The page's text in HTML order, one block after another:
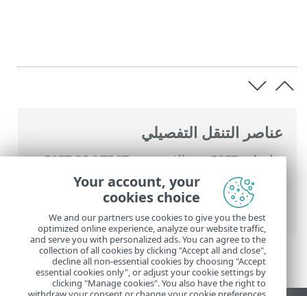
عناصر التنقل التفصيلي
تعليمات ESET عبر الإنترنت >
ESET PROTECT
On-Prem
استخدام ‎ESET PROTECT On-
Prem
> موفرات ESET PROTECT On-Prem
للخدمات المدارة
Your account, your
cookies choice
We and our partners use cookies to give you the best
optimized online experience, analyze our website traffic,
and serve you with personalized ads. You can agree to the
collection of all cookies by clicking "Accept all and close",
decline all non-essential cookies by choosing "Accept
essential cookies only", or adjust your cookie settings by
clicking "Manage cookies". You also have the right to